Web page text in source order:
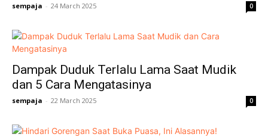
sempaja - 24 March 2025 0
Dampak Duduk Terlalu Lama Saat Mudik
dan 5 Cara Mengatasinya
sempaja - 22 March 2025 0